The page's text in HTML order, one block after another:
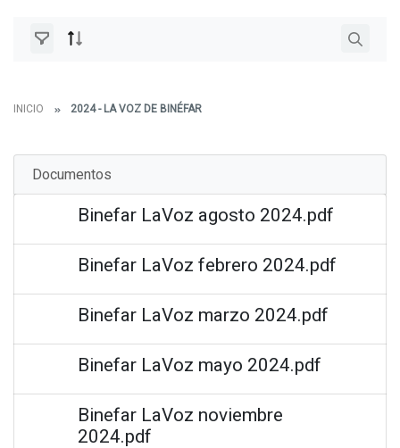
INICIO 2024 - LA VOZ DE BINÉFAR
Documentos
Binefar LaVoz agosto 2024.pdf
Binefar LaVoz febrero 2024.pdf
Binefar LaVoz marzo 2024.pdf
Binefar LaVoz mayo 2024.pdf
Binefar LaVoz noviembre
2024.pdf